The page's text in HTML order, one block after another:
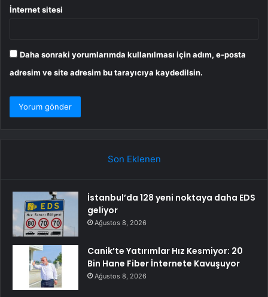
İnternet sitesi
Daha sonraki yorumlarımda kullanılması için adım, e-posta
adresim ve site adresim bu tarayıcıya kaydedilsin.
Son Eklenen
İstanbul’da 128 yeni noktaya daha EDS
geliyor
Ağustos 8, 2026
Canik’te Yatırımlar Hız Kesmiyor: 20
Bin Hane Fiber İnternete Kavuşuyor
Ağustos 8, 2026